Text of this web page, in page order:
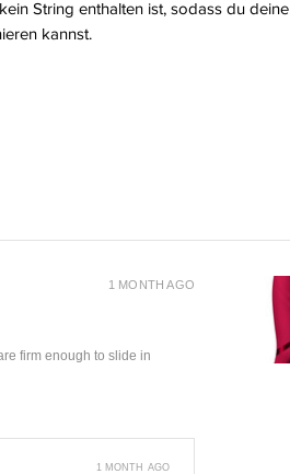
String enthalten ist, sodass du deine
kannst.
1 MONTH AGO
firm enough to slide in
1 MONTH AGO